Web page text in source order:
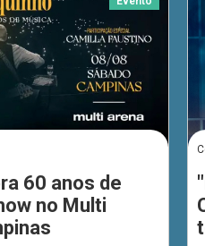
60 anos de
no Multi